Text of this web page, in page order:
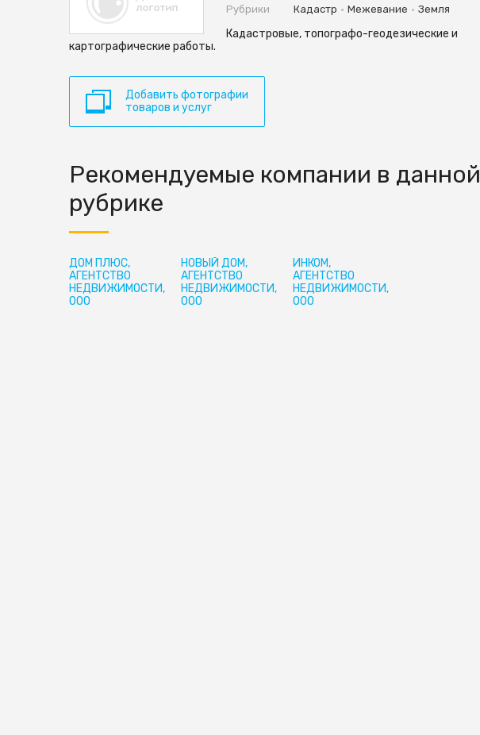
Рубрики Кадастр • Межевание • Земля
Кадастровые, топографо-геодезические и
картографические работы.
Добавить фотографии
товаров и услуг
Рекомендуемые компании в данной
рубрике
ДОМ ПЛЮС,
АГЕНТСТВО
НЕДВИЖИМОСТИ,
ООО
НОВЫЙ ДОМ,
АГЕНТСТВО
НЕДВИЖИМОСТИ,
ООО
ИНКОМ,
АГЕНТСТВО
НЕДВИЖИМОСТИ,
ООО